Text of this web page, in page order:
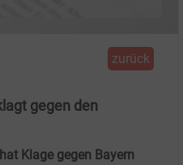
zurück
gegen den
Klage gegen Bayern